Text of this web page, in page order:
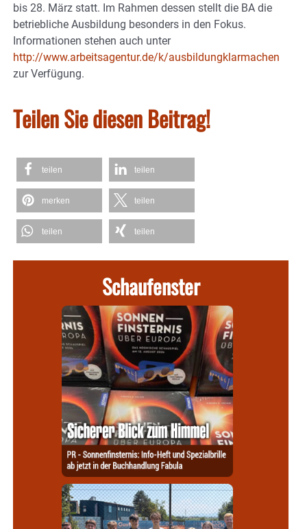
bis 28. März statt. Im Rahmen dessen stellt die BA die
betriebliche Ausbildung besonders in den Fokus.
Informationen stehen auch unter
http://www.arbeitsagentur.de/k/ausbildungklarmachen
zur Verfügung.
Teilen Sie diesen Beitrag!
teilen teilen
merken teilen
teilen teilen
Schaufenster